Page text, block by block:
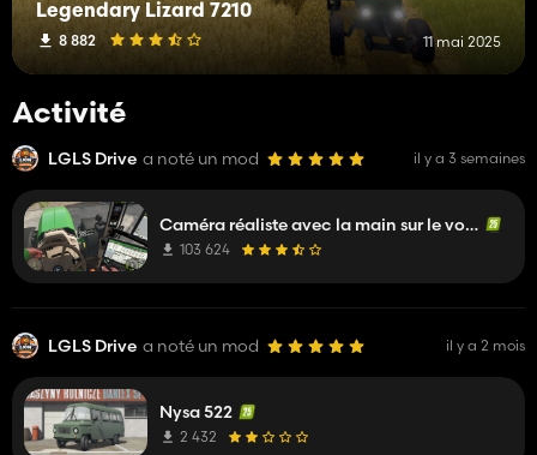
Legendary Lizard 7210
8 882 11 mai 2025
Activité
LGLS Drive a noté un mod il y a 3 semaines
Caméra réaliste avec la main sur le volant
103 624
LGLS Drive a noté un mod il y a 2 mois
Nysa 522
2 432